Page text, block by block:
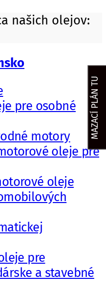
našich olejov:
pre osobné
motory
oleje pre
oleje
pre
a stavebné
MAZACÍ PLÁN TU